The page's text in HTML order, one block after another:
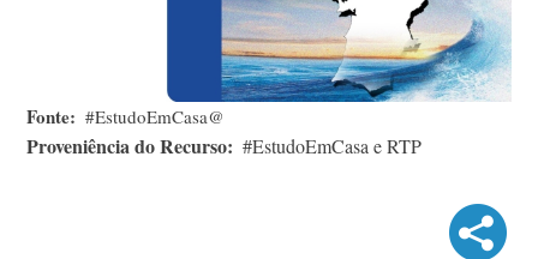
Fonte #EstudoEmCasa@
Proveniência do Recurso #EstudoEmCasa e RTP